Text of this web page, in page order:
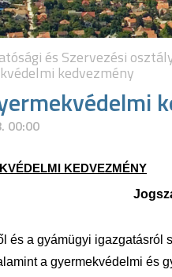
és Szervezési
kedvezmény
00:00
KEDVEZMÉNY
és a gyámügyi igazgatásról
a gyermekvédelmi és